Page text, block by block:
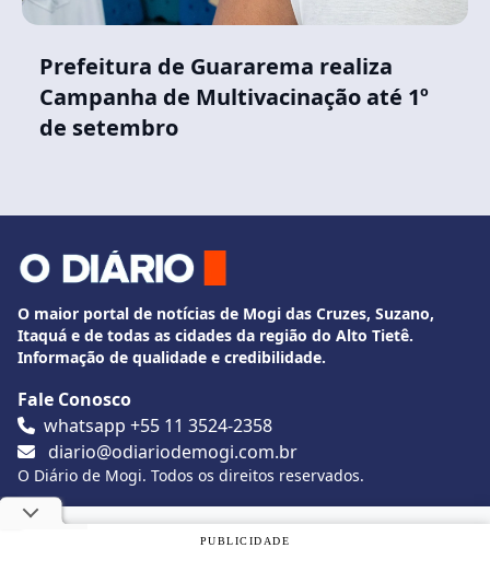
Prefeitura de Guararema realiza
Campanha de Multivacinação até 1º
de setembro
O maior portal de notícias de Mogi das Cruzes, Suzano,
Itaquá e de todas as cidades da região do Alto Tietê.
Informação de qualidade e credibilidade.
Fale Conosco
whatsapp +55 11 3524-2358
diario@odiariodemogi.com.br
O Diário de Mogi. Todos os direitos reservados.
Siga O Diário nas redes sociais
Utilizamos cookies, de acordo com a nossa
PUBLICIDADE